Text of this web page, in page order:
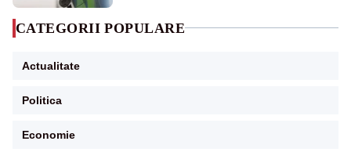
CATEGORII POPULARE
Actualitate
Politica
Economie